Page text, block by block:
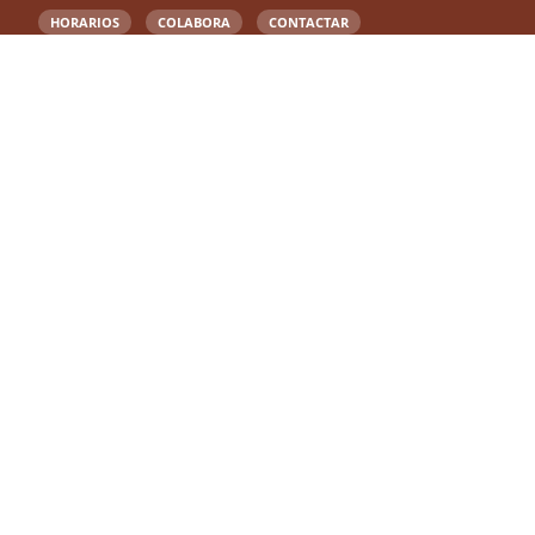
HORARIOS COLABORA CONTACTAR